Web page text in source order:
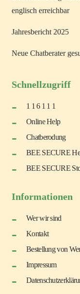
englisch erreichbar
Jahresbericht 2025
Neue Chatberater
Schnellzugriff
1 1 6 1 1 1
Online Help
Chatberodung
BEE SECURE
BEE SECURE
Informationen
Wer wir sind
Kontakt
Bestellung von
Impressum